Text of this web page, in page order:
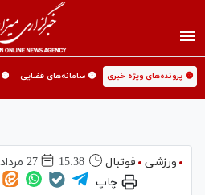
🟡 پرونده‌های ویژه خبری 🟡 سامانه‌های قضایی
ورزشی فوتبال 15:38 27 مرداد 1404
چاپ